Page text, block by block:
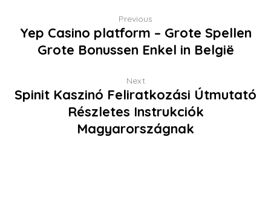
Previous
Yep Casino platform – Grote Spellen
Grote Bonussen Enkel in België
Next
Spinit Kaszinó Feliratkozási Útmutató
Részletes Instrukciók
Magyarországnak